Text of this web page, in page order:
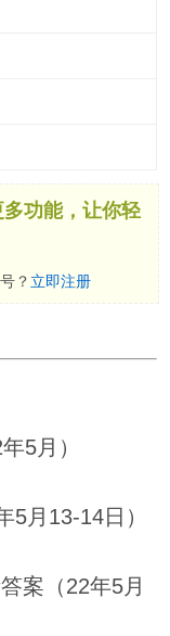
功能，让你轻
？ 立即注册
5月）
5月13-14日）
案（22年5月